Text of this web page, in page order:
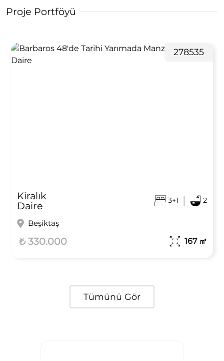
Proje Portföyü
278535
Kiralık
Daire
3+1 | 2
Beşiktaş
₺ 330.000 167 ㎡
Tümünü Gör